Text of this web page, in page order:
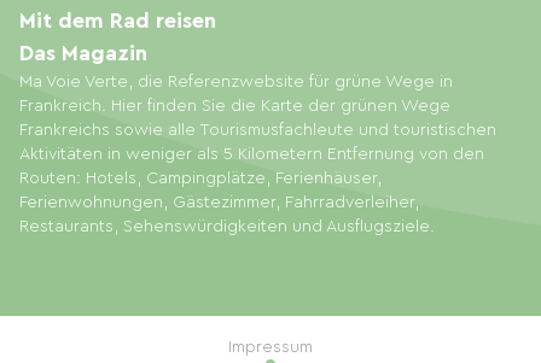
Ma Voie Verte, die Referenzwebsite für grüne Wege in
Frankreich. Hier finden Sie die Karte der grünen Wege
Frankreichs sowie alle Tourismusfachleute und touristischen
Aktivitäten in weniger als 5 Kilometern Entfernung von den
Routen: Hotels, Campingplätze, Ferienhäuser,
Ferienwohnungen, Gästezimmer, Fahrradverleiher,
Restaurants, Sehenswürdigkeiten und Ausflugsziele.
Mit dem Rad reisen
Das Magazin
Impressum